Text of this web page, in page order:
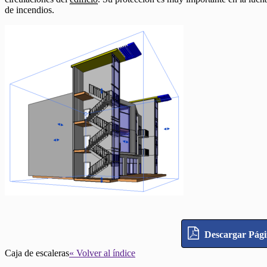
de incendios.
Descargar
Caja de escaleras« Volver al índice